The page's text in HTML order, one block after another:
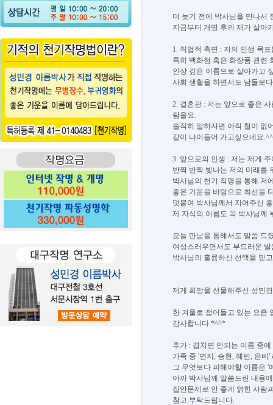
더 늦기 전에 박사님을 만나서
지금부터 개명 후의 제가 살아
1. 직업적 측면 : 저의 인생 목
특히 백화점 혹은 화장품 관련
인상 깊은 이름으로 살아가고
사회 생활을 하면서도 남들보
2. 결혼관 : 저는 앞으로 좋은
람을요.
솔직히 말하자면 아직 철이 없
같이 나이들어 가고싶으네요
3. 앞으로의 인생 : 저는 제게
반짝 반짝 빛나는 저의 미래를
박사님의 천기 작명을 통해 저
좋은 기운을 바탕으로 최선을
덧붙여 박사님께서 지어주신
제 자식의 이름도 꼭 박사님께
오늘 만남을 통해서도 말씀 드
여성스러우면서도 부드러운
박사님의 훌륭하신 선택을 믿
제게 희망을 선물해주신 성민
한 겨울로 접어들고 있는 요즘
감사합니다 *^^*
추가 : 겹치면 안되는 이름 중
가족 중 '연지, 승현, 혜빈, 은비
그 무엇보다 피해야할 이름은 '
아까 박사님께 말씀드린 내용
집안문제로 안 좋게 얽힌 사람
참고 부탁드립니다.